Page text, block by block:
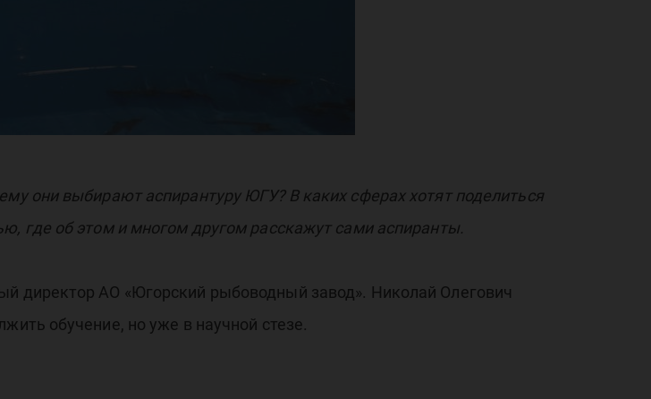
они выбирают аспирантуру ЮГУ? В каких сферах хотят поделиться
где об этом и многом другом расскажут сами аспиранты.
директор АО «Югорский рыбоводный завод». Николай Олегович
обучение, но уже в научной стезе.